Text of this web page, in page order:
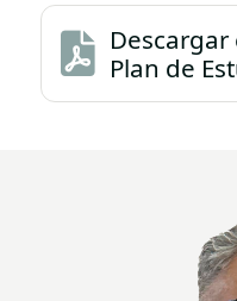
Descargar
Plan de